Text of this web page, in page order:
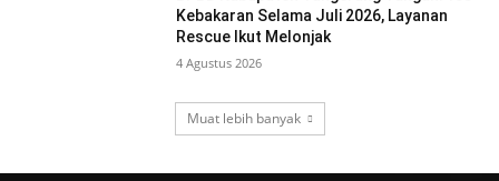
Kebakaran Selama Juli 2026, Layanan
Rescue Ikut Melonjak
4 Agustus 2026
Muat lebih banyak